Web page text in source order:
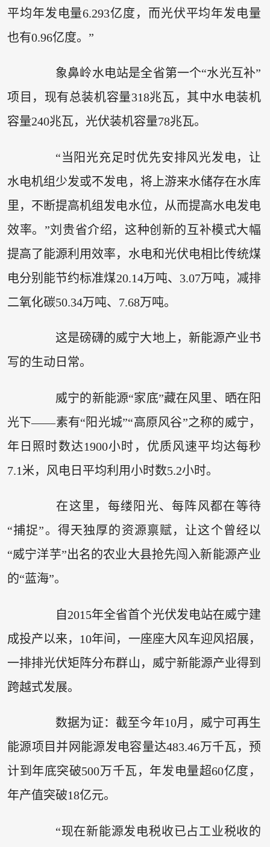
平均年发电量6.293亿度，而光伏平均年发电量
也有0.96亿度。”
象鼻岭水电站是全省第一个“水光互补”
项目，现有总装机容量318兆瓦，其中水电装机
容量240兆瓦，光伏装机容量78兆瓦。
“当阳光充足时优先安排风光发电，让
水电机组少发或不发电，将上游来水储存在水库
里，不断提高机组发电水位，从而提高水电发电
效率。”刘贵省介绍，这种创新的互补模式大幅
提高了能源利用效率，水电和光伏电相比传统煤
电分别能节约标准煤20.14万吨、3.07万吨，减排
二氧化碳50.34万吨、7.68万吨。
这是磅礴的威宁大地上，新能源产业书
写的生动日常。
威宁的新能源“家底”藏在风里、晒在阳
光下——素有“阳光城”“高原风谷”之称的威宁，
年日照时数达1900小时，优质风速平均达每秒
7.1米，风电日平均利用小时数5.2小时。
在这里，每缕阳光、每阵风都在等待
“捕捉”。得天独厚的资源禀赋，让这个曾经以
“威宁洋芋”出名的农业大县抢先闯入新能源产业
的“蓝海”。
自2015年全省首个光伏发电站在威宁建
成投产以来，10年间，一座座大风车迎风招展，
一排排光伏矩阵分布群山，威宁新能源产业得到
跨越式发展。
数据为证：截至今年10月，威宁可再生
能源项目并网能源发电容量达483.46万千瓦，预
计到年底突破500万千瓦，年发电量超60亿度，
年产值突破18亿元。
“现在新能源发电税收已占工业税收的